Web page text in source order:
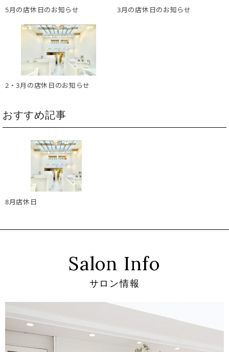
5月の店休日のお知らせ 3月の店休日のお知らせ
2・3月の店休日のお知らせ
おすすめ記事
8月店休日
Salon Info
サロン情報